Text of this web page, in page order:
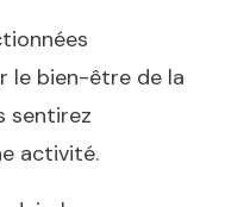
le bien-être de la
sentirez
activité.